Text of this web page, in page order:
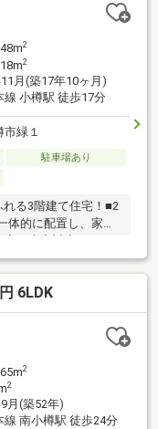
2
2
月(築17年10ヶ月)
線 小樽駅 徒歩17分
緑１
駐車場あり
る3階建て住宅！■2
的に配置し、家族
◎■3階にはベッドル
を望めるのも魅力！
す♪■車庫付きで、
ドラッグストア・
通学に便利な住環境
790-8100）
6LDK
2
2
月(築52年)
線 南小樽駅 徒歩24分